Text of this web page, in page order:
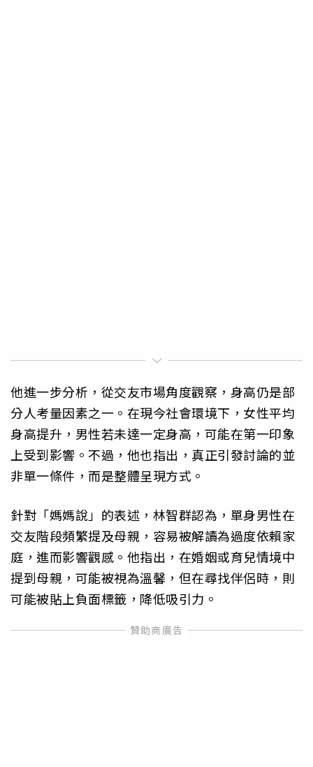
他進一步分析，從交友市場角度觀察，身高仍是部
分人考量因素之一。在現今社會環境下，女性平均
身高提升，男性若未達一定身高，可能在第一印象
上受到影響。不過，他也指出，真正引發討論的並
非單一條件，而是整體呈現方式。
針對「媽媽說」的表述，林智群認為，單身男性在
交友階段頻繁提及母親，容易被解讀為過度依賴家
庭，進而影響觀感。他指出，在婚姻或育兒情境中
提到母親，可能被視為溫馨，但在尋找伴侶時，則
可能被貼上負面標籤，降低吸引力。